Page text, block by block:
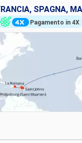
Pagamento in 4X